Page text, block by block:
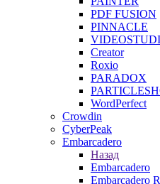
PDF FUSION
PINNACLE
Creator
Roxio
PARADOX
WordPerfect
Crowdin
CyberPeak
Embarcadero
Назад
Embarcadero
Embarcadero